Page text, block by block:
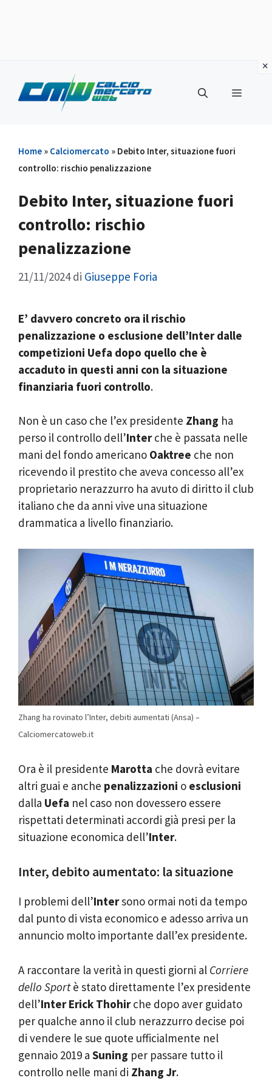
contenuto
Menu
Home » Calciomercato » Debito Inter, situazione fuori
controllo: rischio penalizzazione
Debito Inter, situazione fuori
controllo: rischio
penalizzazione
21/11/2024 di Giuseppe Foria
E’ davvero concreto ora il rischio
penalizzazione o esclusione dell’Inter dalle
competizioni Uefa dopo quello che è
accaduto in questi anni con la situazione
finanziaria fuori controllo.
Non è un caso che l’ex presidente Zhang ha
perso il controllo dell’Interche è passata nelle
mani del fondo americano Oaktree che non
ricevendo il prestito che aveva concesso all’ex
proprietario nerazzurro ha avuto di diritto il club
italiano che da anni vive una situazione
drammatica a livello finanziario.
Zhang ha rovinato l’Inter, debiti aumentati (Ansa) –
Calciomercatoweb.it
Ora è il presidente Marotta che dovrà evitare
altri guai e anche penalizzazioni o esclusioni
dalla Uefa nel caso non dovessero essere
rispettati determinati accordi già presi per la
situazione economica dell’Inter.
Inter, debito aumentato: la situazione
I problemi dell’Intersono ormai noti da tempo
dal punto di vista economico e adesso arriva un
annuncio molto importante dall’ex presidente.
A raccontare la verità in questi giorni al Corriere
dello Sportè stato direttamente l’ex presidente
dell’Inter Erick Thohirche dopo aver guidato
per qualche anno il club nerazzurro decise poi
di vendere le sue quote ufficialmente nel
gennaio 2019 a Suning per passare tutto il
controllo nelle mani di Zhang Jr.